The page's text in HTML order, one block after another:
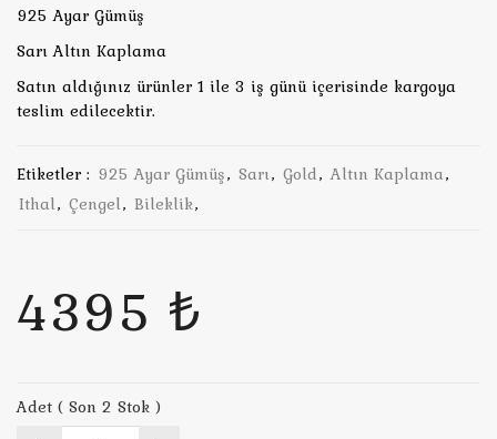
925 Ayar Gümüş
Sarı Altın Kaplama
Satın aldığınız ürünler 1 ile 3 iş günü içerisinde kargoya
teslim edilecektir.
Etiketler : 925 Ayar Gümüş, Sarı, Gold, Altın Kaplama,
Ithal, Çengel, Bileklik,
4395 ₺
Adet ( Son 2 Stok )